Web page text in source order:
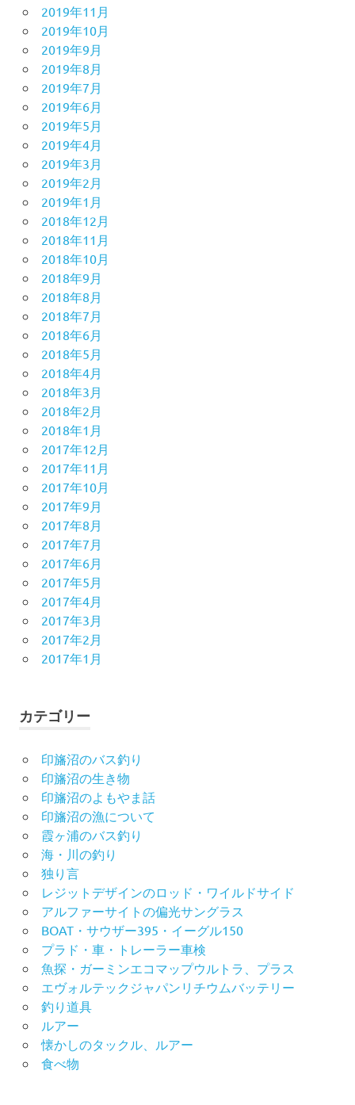
2019年11月
2019年10月
2019年9月
2019年8月
2019年7月
2019年6月
2019年5月
2019年4月
2019年3月
2019年2月
2019年1月
2018年12月
2018年11月
2018年10月
2018年9月
2018年8月
2018年7月
2018年6月
2018年5月
2018年4月
2018年3月
2018年2月
2018年1月
2017年12月
2017年11月
2017年10月
2017年9月
2017年8月
2017年7月
2017年6月
2017年5月
2017年4月
2017年3月
2017年2月
2017年1月
カテゴリー
印旛沼のバス釣り
印旛沼の生き物
印旛沼のよもやま話
印旛沼の漁について
霞ヶ浦のバス釣り
海・川の釣り
独り言
レジットデザインのロッド・ワイルドサイド
アルファーサイトの偏光サングラス
BOAT・サウザー395・イーグル150
プラド・車・トレーラー車検
魚探・ガーミンエコマップウルトラ、プラス
エヴォルテックジャパンリチウムバッテリー
釣り道具
ルアー
懐かしのタックル、ルアー
食べ物